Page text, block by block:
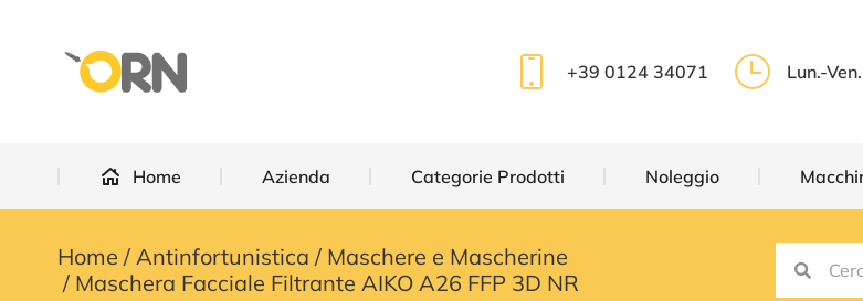
+39 0124 34071 Lun.-
Home Azienda Categorie Prodotti Noleggio
You are here:
Home Antinfortunistica
Maschere e Mascherine
Maschera Facciale Filtrante AIKO A26 FFP 3D NR